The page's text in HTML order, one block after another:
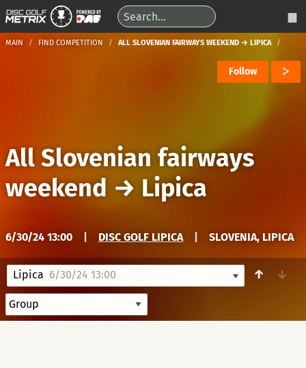
MAIN FIND COMPETITION ALL SLOVENIAN FAIRWAYS WEEKEND → LIPICA
Follow
All Slovenian fairways
weekend → Lipica
6/30/24 13:00 DISC GOLF LIPICA SLOVENIA, LIPICA
Lipica 6/30/24 13:00 ↑ ↓